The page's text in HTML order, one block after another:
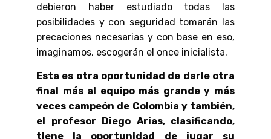
debieron haber estudiado todas las
posibilidades y con seguridad tomarán las
precaciones necesarias y con base en eso,
imaginamos, escogerán el once inicialista.
Esta es otra oportunidad de darle otra
final más al equipo más grande y más
veces campeón de Colombia y también,
el profesor Diego Arias, clasificando,
tiene la oportunidad de jugar su